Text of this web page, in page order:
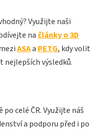
Využijte naši
na články o 3D
ASAa PETG, kdy volit
nejlepších výsledků.
celé ČR. Využijte náš
a podporu před i po